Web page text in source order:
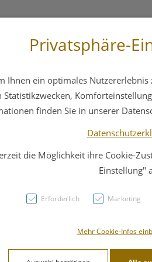
Hautpflege Familie
Privatsphäre-
Ihnen ein optimales
finden Sie in unserer
die Möglichkeit ihre Cookie-
Einstellung"
Erforderlich Marketing
Mehr Cookie-Infos